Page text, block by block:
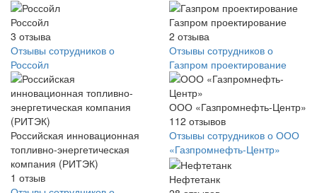
Россойл
3 отзыва
Отзывы сотрудников о
Россойл
Газпром проектирование
2 отзыва
Отзывы сотрудников о
Газпром проектирование
Российская инновационная
топливно-энергетическая
компания (РИТЭК)
1 отзыв
ООО «Газпромнефть-Центр»
112 отзывов
Отзывы сотрудников о ООО
«Газпромнефть-Центр»
Нефтетанк